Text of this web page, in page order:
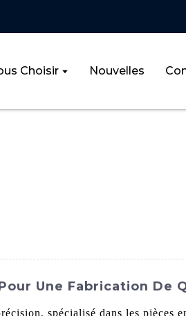
Choisir Nouvelles
Une Fabrication De
spécialisé dans les pièces